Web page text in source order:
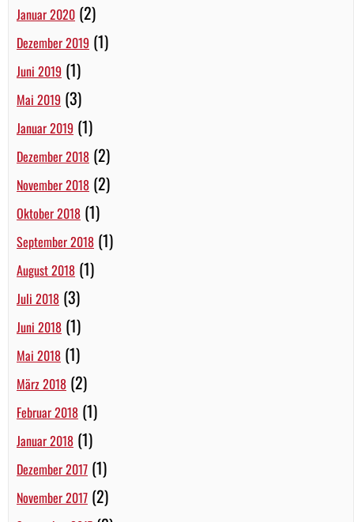
Januar 2020 (2)
Dezember 2019 (1)
Juni 2019 (1)
Mai 2019 (3)
Januar 2019 (1)
Dezember 2018 (2)
November 2018 (2)
Oktober 2018 (1)
September 2018 (1)
August 2018 (1)
Juli 2018 (3)
Juni 2018 (1)
Mai 2018 (1)
März 2018 (2)
Februar 2018 (1)
Januar 2018 (1)
Dezember 2017 (1)
November 2017 (2)